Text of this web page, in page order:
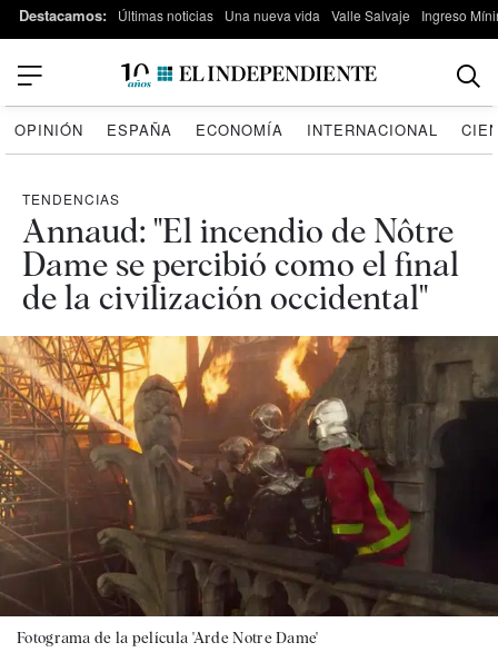
Destacamos: Últimas noticias Una nueva vida Valle Salvaje Ingreso
OPINIÓN ESPAÑA ECONOMÍA INTERNACIONAL
TENDENCIAS
Annaud: "El incendio de Nôtre
Dame se percibió como el final
de la civilización occidental"
Fotograma de la película 'Arde Notre Dame'